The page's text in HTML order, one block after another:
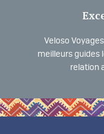
Veloso
meilleurs guides
relation